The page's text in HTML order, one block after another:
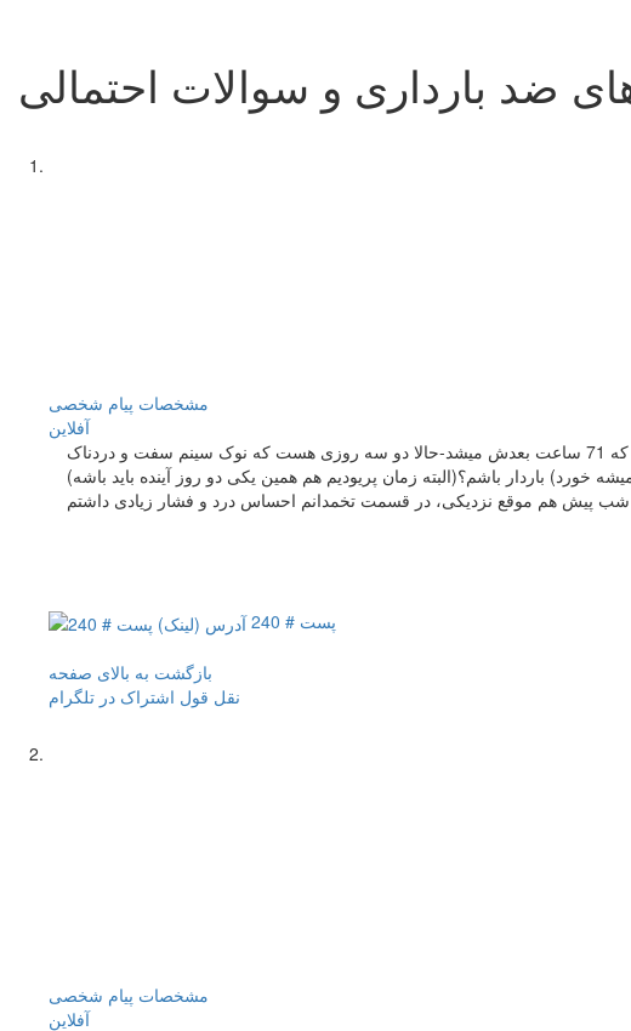
ضد بارداری و سوالات احتمالی
مشخصات پیام شخصی
آفلاين
سلام-من حدود 2 هفته پیش نزدیکی داشتم و از قرص اورژانسی استفاده کردم که اولی رو 59 ساعت بعد از مقاربت خوردم و دومیش هم که 71 ساعت بعدش میشد-حالا دو سه روزی هست که نوک سینم سفت و دردناک
پیش هم موقع نزدیکی، در قسمت تخمدانم احساس درد و فشار زیادی داشتم
پست # 240
بازگشت به بالای صفحه
نقل قول اشتراک در تلگرام
مشخصات پیام شخصی
آفلاين